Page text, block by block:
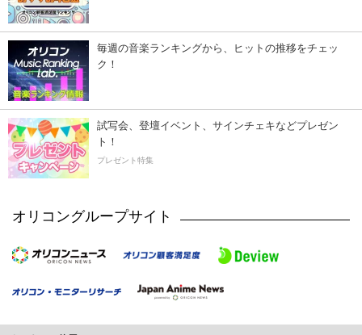
毎週の音楽ランキングから、ヒットの推移をチェッ
ク！
試写会、登壇イベント、サインチェキなどプレゼン
ト！
プレゼント特集
オリコングループサイト